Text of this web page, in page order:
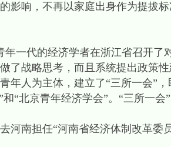
影响，不再以家庭出身作为提拔
一代的经济学者在浙江省召开了
了战略思考，而且系统提出政策
年人为主体，建立了“三所一会”
和“北京青年经济学会”。“三所一
南担任“河南省经济体制改革委